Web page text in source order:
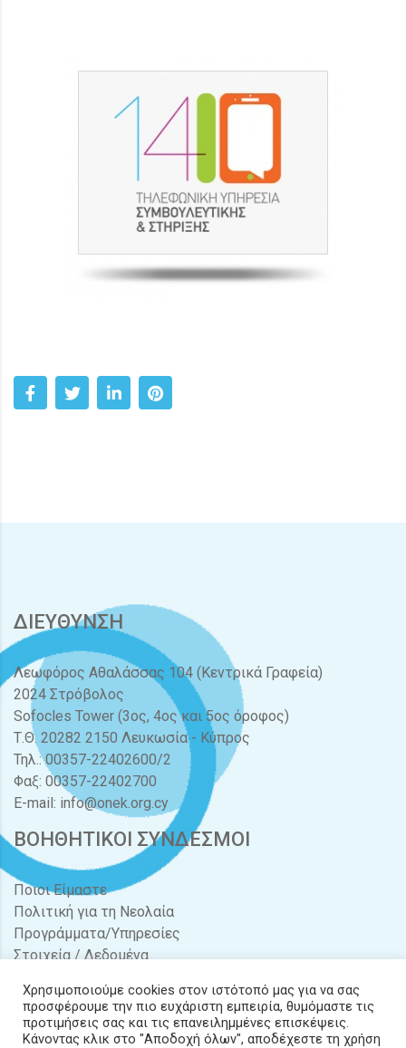
ΔΙΕΥΘΥΝΣΗ
Λεωφόρος Αθαλάσσας 104 (Κεντρικά Γραφεία)
2024 Στρόβολος
Sofocles Tower (3ος, 4ος και 5ος όροφος)
Τ.Θ. 20282 2150 Λευκωσία - Κύπρος
Τηλ.: 00357-22402600/2
Φαξ: 00357-22402700
E-mail: info@onek.org.cy
ΒΟΗΘΗΤΙΚΟΙ ΣΥΝΔΕΣΜΟΙ
Ποιοι Είμαστε
Πολιτική για τη Νεολαία
Προγράμματα/Υπηρεσίες
Στοιχεία / Δεδομένα
Νέα & Δράσεις
Έντυπα
Επικοινωνία
Χρησιμοποιούμε cookies στον ιστότοπό μας για να σας
προσφέρουμε την πιο ευχάριστη εμπειρία, θυμόμαστε τις
προτιμήσεις σας και τις επανειλημμένες επισκέψεις.
Κάνοντας κλικ στο "Αποδοχή όλων", αποδέχεστε τη χρήση